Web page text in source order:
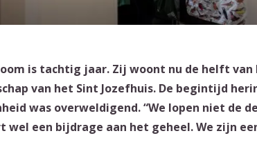
is tachtig jaar. Zij woont nu de helft van
van het Sint Jozefhuis. De begintijd
was overweldigend. “We lopen niet de
wel een bijdrage aan het geheel. We zijn